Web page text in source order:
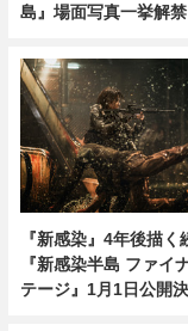
島』場面写真一挙解禁
『新感染』4年後描く
『新感染半島 ファイ
テージ』1月1日公開